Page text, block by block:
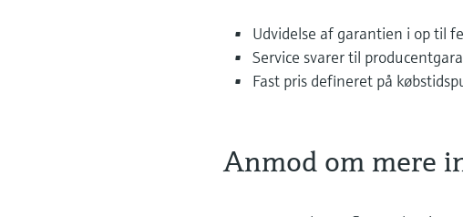
Udvidelse af garantien i op til
Service svarer til
Fast pris defineret på
Anmod om mere